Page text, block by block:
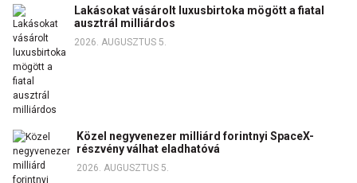
Lakásokat vásárolt luxusbirtoka mögött a fiatal
ausztrál milliárdos
2026. AUGUSZTUS 5.
Közel negyvenezer milliárd forintnyi SpaceX-
részvény válhat eladhatóvá
2026. AUGUSZTUS 5.